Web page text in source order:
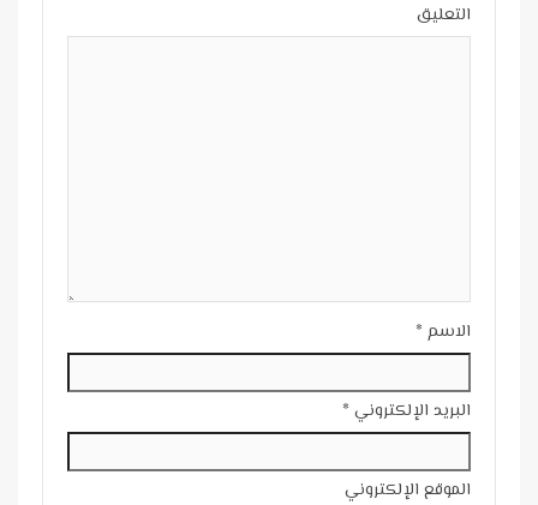
التعليق
الاسم *
البريد الإلكتروني *
الموقع الإلكتروني